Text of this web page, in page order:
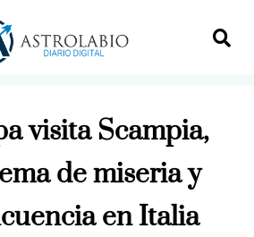
visita Scampia,
de miseria y
en Italia